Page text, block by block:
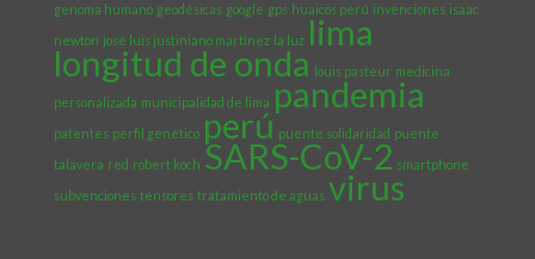
genoma humano geodésicas google gps huaicos perú invenciones isaac
newton josé luis justiniano martínez la luz lima
longitud de onda louis pasteur medicina
personalizada municipalidad de lima pandemia
patentes perfil genético perú puente solidaridad puente
talavera red robert koch SARS-CoV-2 smartphone
subvenciones tensores tratamiento de aguas virus